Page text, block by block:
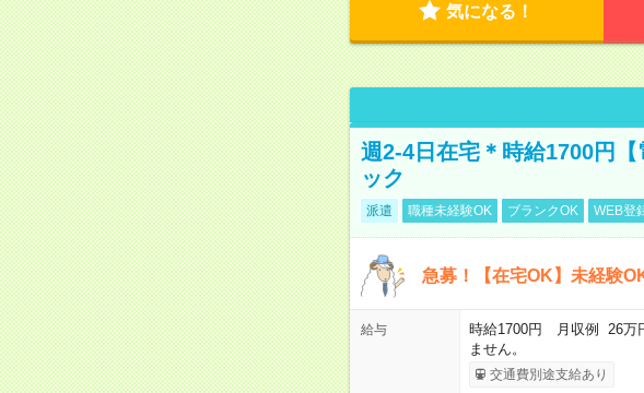
気になる！
週2-4日在宅＊時給1700円
ック
派遣 職種未経験OK ブランクOK WEB登
急募！【在宅OK】未経験
給与
時給1700円 月収例 26万
ません。
交通費別途支給あり